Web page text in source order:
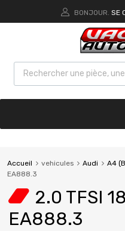
BONJOUR. SE
Accueil vehicules Audi A4
EA888.3
2.0 TFSI
EA888.3